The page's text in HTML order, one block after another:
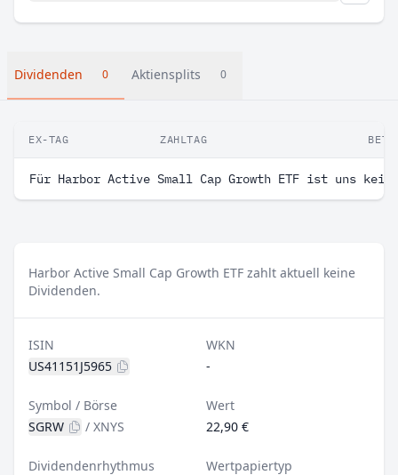
Dividenden 0 Aktiensplits 0
EX-TAG ZAHLTAG
Für Harbor Active Small Cap Growth ETF ist uns
Harbor Active Small Cap Growth ETF zahlt aktuell keine
Dividenden.
ISIN
US41151J5965
WKN
-
Symbol / Börse
SGRW
/ XNYS
Wert
22,90 €
Dividendenrhythmus
Wertpapiertyp